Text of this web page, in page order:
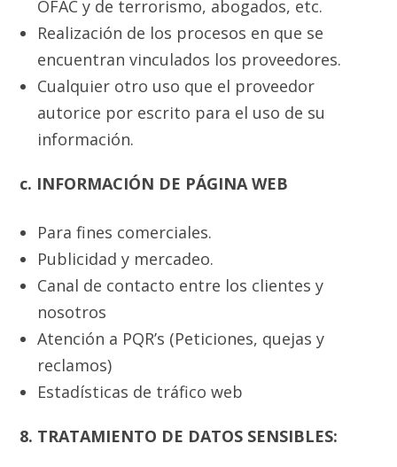
OFAC y de terrorismo, abogados, etc.
Realización de los procesos en que se
encuentran vinculados los proveedores.
Cualquier otro uso que el proveedor
autorice por escrito para el uso de su
información.
c. INFORMACIÓN DE PÁGINA WEB
Para fines comerciales.
Publicidad y mercadeo.
Canal de contacto entre los clientes y
nosotros
Atención a PQR’s (Peticiones, quejas y
reclamos)
Estadísticas de tráfico web
8. TRATAMIENTO DE DATOS SENSIBLES: